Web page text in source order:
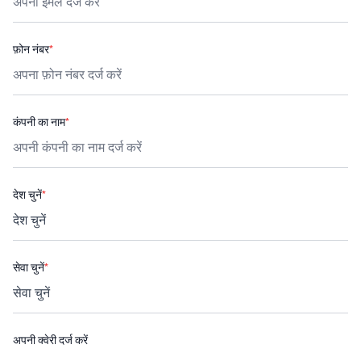
फ़ोन नंबर*
कंपनी का नाम*
देश चुनें*
सेवा चुनें*
अपनी क्वेरी दर्ज करें